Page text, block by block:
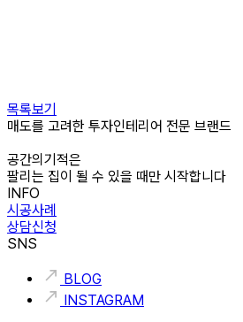
목록보기
매도를 고려한 투자인테리어 전문 브랜드
공간의기적은
팔리는 집이 될 수 있을 때만 시작합니다
INFO
시공사례
상담신청
SNS
BLOG
INSTAGRAM